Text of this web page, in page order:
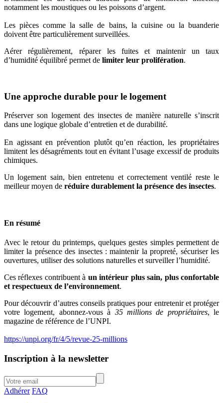
notamment les moustiques ou les poissons d’argent.
Les pièces comme la salle de bains, la cuisine ou la buanderie
doivent être particulièrement surveillées.
Aérer régulièrement, réparer les fuites et maintenir un taux
d’humidité équilibré permet de limiter leur prolifération.
Une approche durable pour le logement
Préserver son logement des insectes de manière naturelle s’inscrit
dans une logique globale d’entretien et de durabilité.
En agissant en prévention plutôt qu’en réaction, les propriétaires
limitent les désagréments tout en évitant l’usage excessif de produits
chimiques.
Un logement sain, bien entretenu et correctement ventilé reste le
meilleur moyen de réduire durablement la présence des insectes.
En résumé
Avec le retour du printemps, quelques gestes simples permettent de
limiter la présence des insectes : maintenir la propreté, sécuriser les
ouvertures, utiliser des solutions naturelles et surveiller l’humidité.
Ces réflexes contribuent à un intérieur plus sain, plus confortable
et respectueux de l’environnement.
Pour découvrir d’autres conseils pratiques pour entretenir et protéger
votre logement, abonnez-vous à 35 millions de propriétaires, le
magazine de référence de l’UNPI.
https://unpi.org/fr/4/5/revue-25-millions
Inscription à la newsletter
Adhérer FAQ